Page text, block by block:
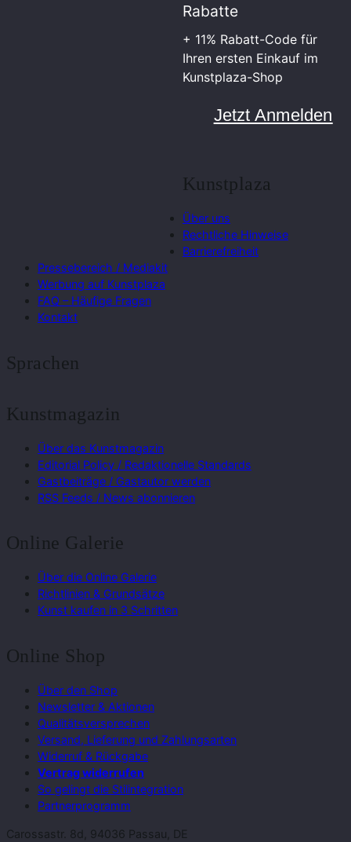
Rabatte
+ 11% Rabatt-Code für
Ihren ersten Einkauf im
Kunstplaza-Shop
Jetzt Anmelden
Kunstplaza
Über uns
Rechtliche Hinweise
Barrierefreiheit
Pressebereich / Mediakit
Werbung auf Kunstplaza
FAQ – Häufige Fragen
Kontakt
Sprachen
Kunstmagazin
Über das Kunstmagazin
Editorial Policy / Redaktionelle Standards
Gastbeiträge / Gastautor werden
RSS Feeds / News abonnieren
Online Galerie
Über die Online Galerie
Richtlinien & Grundsätze
Kunst kaufen in 3 Schritten
Online Shop
Über den Shop
Newsletter & Aktionen
Qualitätsversprechen
Versand, Lieferung und Zahlungsarten
Widerruf & Rückgabe
Vertrag widerrufen
So gelingt die Stilintegration
Partnerprogramm
Carossastr. 8d, 94036 Passau, DE